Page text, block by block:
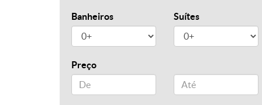
Banheiros Suítes
Preço